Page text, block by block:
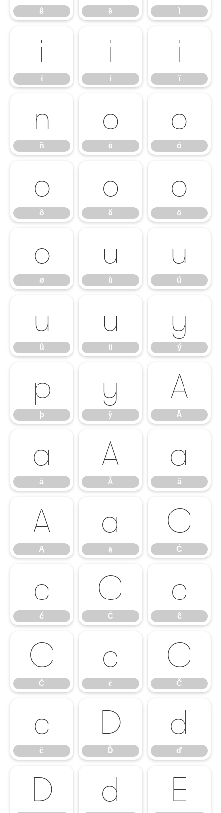
ê ë ì
í
í
î
î
ï
ï
ñ
ñ
ò
ò
ó
ó
ô
ô
õ
õ
ö
ö
ø
ø
ù
ù
ú
ú
û
û
ü
ü
ý
ý
þ
þ
ÿ
ÿ
Ā
Ā
ā
ā
Ă
Ă
ă
ă
Ą
Ą
ą
ą
Ć
Ć
ć
ć
Ĉ
Ĉ
ĉ
ĉ
Ċ
Ċ
ċ
ċ
Č
Č
č
č
Ď
Ď
ď
ď
Đ đ Ē